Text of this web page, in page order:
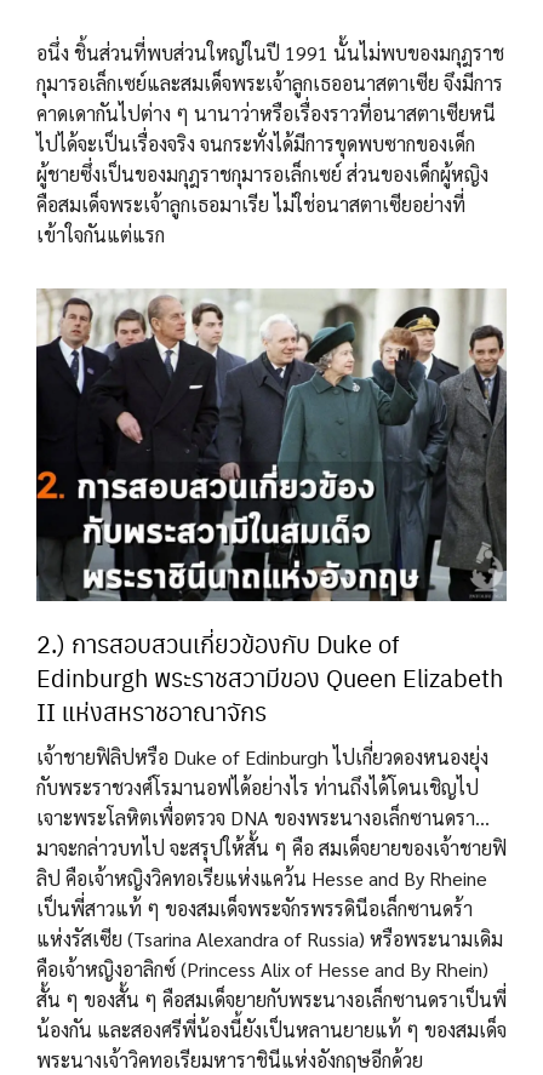
อนึ่ง ชิ้นส่วนที่พบส่วนใหญ่ในปี 1991 นั้นไม่พบของมกุฎราช
กุมารอเล็กเซย์และสมเด็จพระเจ้าลูกเธออนาสตาเซีย จึงมีการ
คาดเดากันไปต่าง ๆ นานาว่าหรือเรื่องราวที่อนาสตาเซียหนี
ไปได้จะเป็นเรื่องจริง จนกระทั่งได้มีการขุดพบซากของเด็ก
ผู้ชายซึ่งเป็นของมกุฎราชกุมารอเล็กเซย์ ส่วนของเด็กผู้หญิง
คือสมเด็จพระเจ้าลูกเธอมาเรีย ไม่ใช่อนาสตาเซียอย่างที่
เข้าใจกันแต่แรก
2.) การสอบสวนเกี่ยวข้องกับ Duke of
Edinburgh พระราชสวามีของ Queen Elizabeth
II แห่งสหราชอาณาจักร
เจ้าชายฟิลิปหรือ Duke of Edinburgh ไปเกี่ยวดองหนองยุ่ง
กับพระราชวงศ์โรมานอฟได้อย่างไร ท่านถึงได้โดนเชิญไป
เจาะพระโลหิตเพื่อตรวจ DNA ของพระนางอเล็กซานดรา…
มาจะกล่าวบทไป จะสรุปให้สั้น ๆ คือ สมเด็จยายของเจ้าชายฟิ
ลิป คือเจ้าหญิงวิคทอเรียแห่งแคว้น Hesse and By Rheine
เป็นพี่สาวแท้ ๆ ของสมเด็จพระจักรพรรดินีอเล็กซานดร้า
แห่งรัสเซีย (Tsarina Alexandra of Russia) หรือพระนามเดิม
คือเจ้าหญิงอาลิกซ์ (Princess Alix of Hesse and By Rhein)
สั้น ๆ ของสั้น ๆ คือสมเด็จยายกับพระนางอเล็กซานดราเป็นพี่
น้องกัน และสองศรีพี่น้องนี้ยังเป็นหลานยายแท้ ๆ ของสมเด็จ
พระนางเจ้าวิคทอเรียมหาราชินีแห่งอังกฤษอีกด้วย